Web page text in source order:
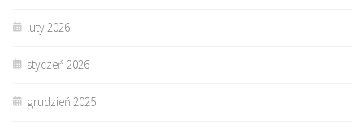
luty 2026
styczeń 2026
grudzień 2025